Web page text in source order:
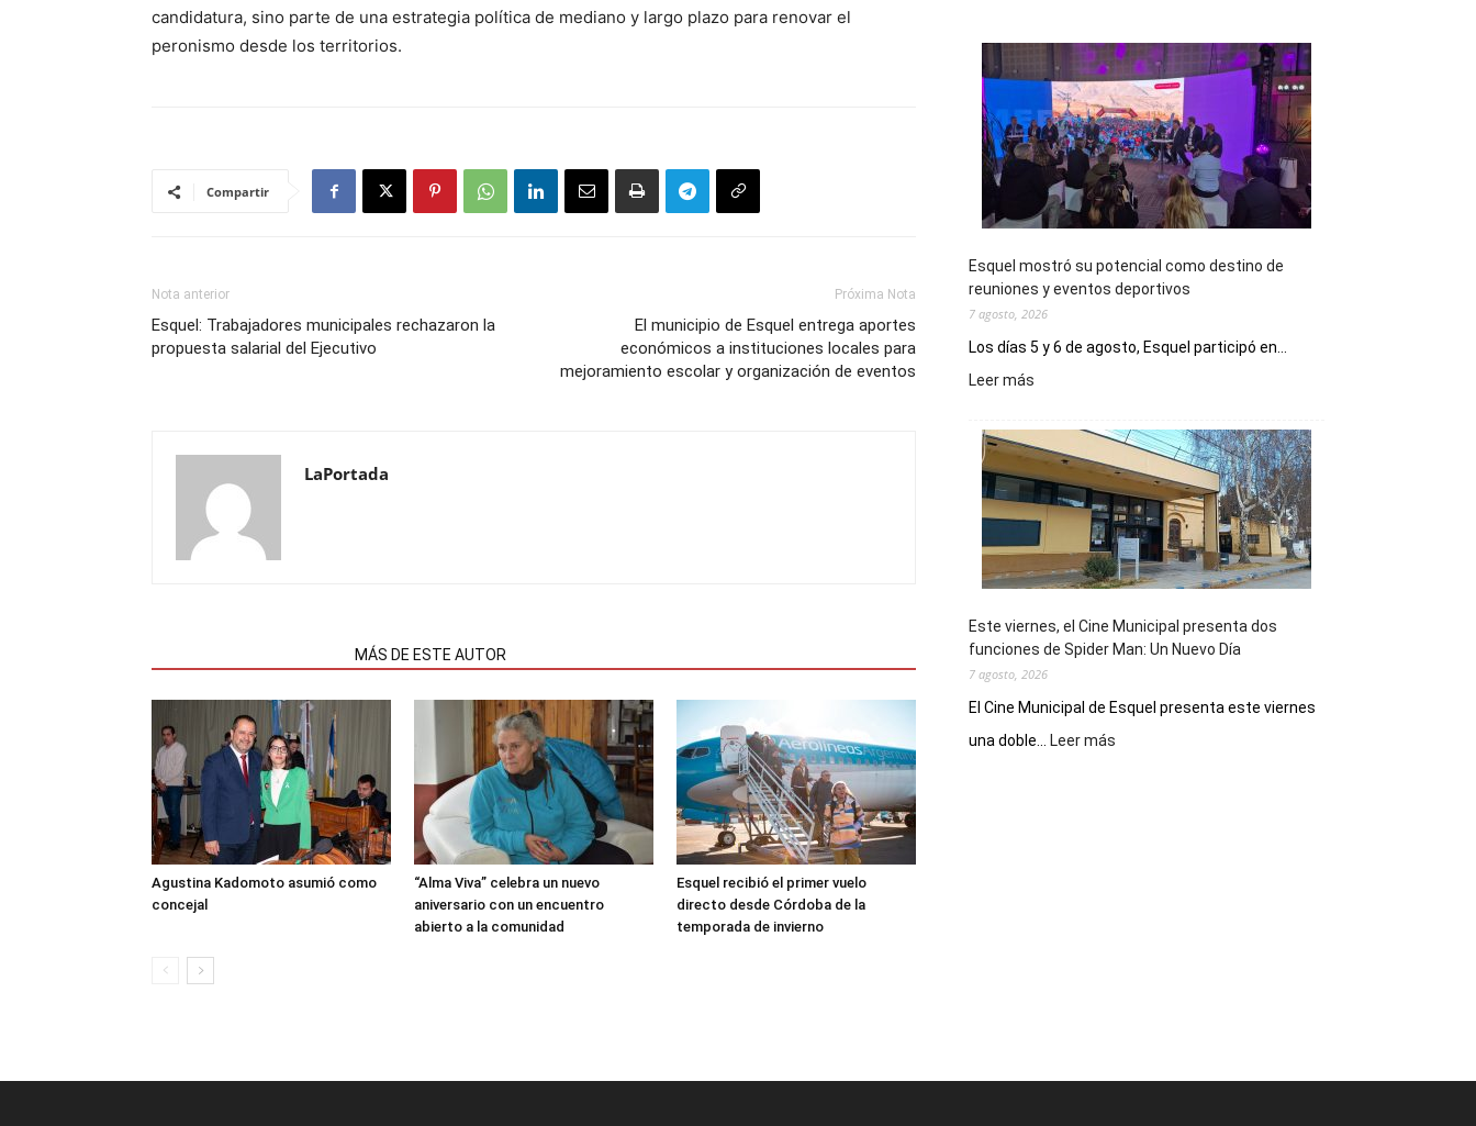
candidatura, sino parte de una estrategia política de mediano y largo plazo para renovar el
peronismo desde los territorios.
Compartir
Nota anterior
Esquel: Trabajadores municipales rechazaron la
propuesta salarial del Ejecutivo
Próxima Nota
El municipio de Esquel entrega aportes
económicos a instituciones locales para
mejoramiento escolar y organización de eventos
LaPortada
MÁS DE ESTE AUTOR
Agustina Kadomoto asumió como
concejal
“Alma Viva” celebra un nuevo
aniversario con un encuentro
abierto a la comunidad
Esquel recibió el primer vuelo
directo desde Córdoba de la
temporada de invierno
Esquel mostró su potencial como destino de
reuniones y eventos deportivos
7 agosto, 2026
Los días 5 y 6 de agosto, Esquel participó en...
Leer más
su
potencial
como
destino
de
reuniones
y
deportivos
Este viernes, el Cine Municipal presenta dos
funciones de Spider Man: Un Nuevo Día
7 agosto, 2026
El Cine Municipal de Esquel presenta este viernes
una doble...
Leer más